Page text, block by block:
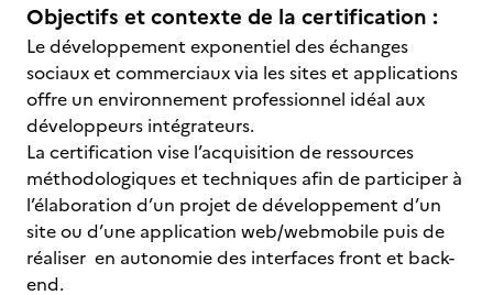
Objectifs et contexte de la certification :
Le développement exponentiel des échanges
sociaux et commerciaux via les sites et applications
offre un environnement professionnel idéal aux
développeurs intégrateurs.
La certification vise l’acquisition de ressources
méthodologiques et techniques afin de participer à
l’élaboration d’un projet de développement d’un
site ou d’une application web/webmobile puis de
réaliser en autonomie des interfaces front et back-
end.